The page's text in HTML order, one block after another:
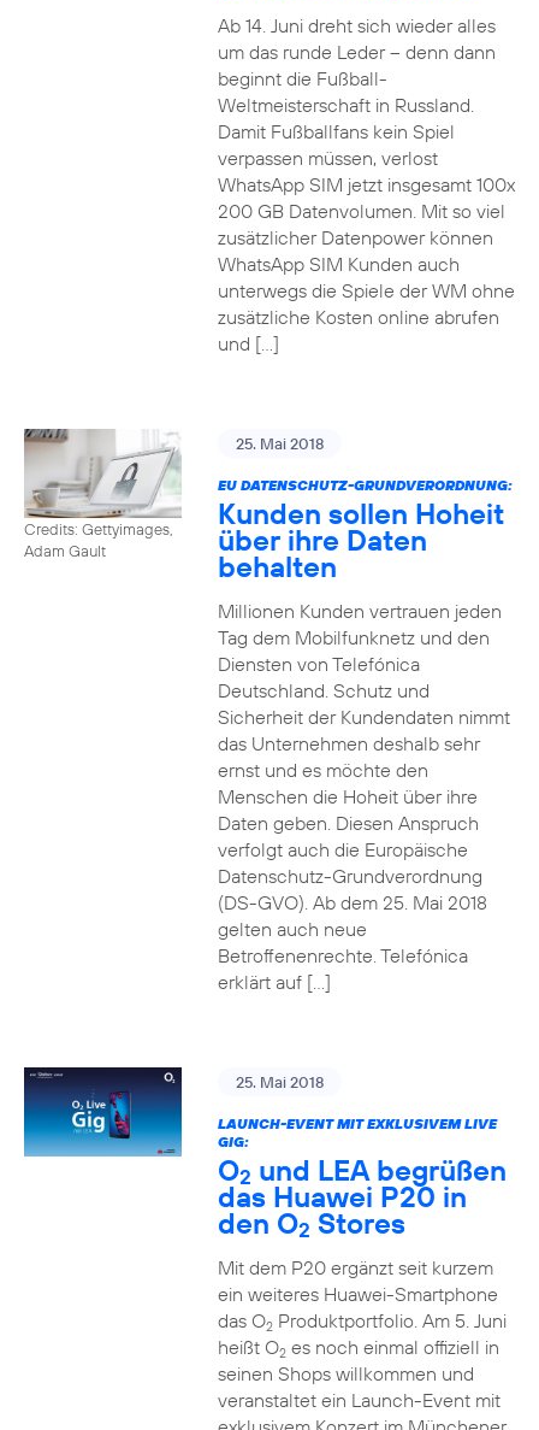
Ab 14. Juni dreht sich wieder alles
um das runde Leder – denn dann
beginnt die Fußball-
Weltmeisterschaft in Russland.
Damit Fußballfans kein Spiel
verpassen müssen, verlost
WhatsApp SIM jetzt insgesamt 100x
200 GB Datenvolumen. Mit so viel
zusätzlicher Datenpower können
WhatsApp SIM Kunden auch
unterwegs die Spiele der WM ohne
zusätzliche Kosten online abrufen
und […]
Credits: Gettyimages,
Adam Gault
25. Mai 2018
EU DATENSCHUTZ-GRUNDVERORDNUNG:
Kunden sollen Hoheit
über ihre Daten
behalten
Millionen Kunden vertrauen jeden
Tag dem Mobilfunknetz und den
Diensten von Telefónica
Deutschland. Schutz und
Sicherheit der Kundendaten nimmt
das Unternehmen deshalb sehr
ernst und es möchte den
Menschen die Hoheit über ihre
Daten geben. Diesen Anspruch
verfolgt auch die Europäische
Datenschutz-Grundverordnung
(DS-GVO). Ab dem 25. Mai 2018
gelten auch neue
Betroffenenrechte. Telefónica
erklärt auf […]
25. Mai 2018
LAUNCH-EVENT MIT EXKLUSIVEM LIVE
GIG:
O2 und LEA begrüßen
das Huawei P20 in
den O2 Stores
Mit dem P20 ergänzt seit kurzem
ein weiteres Huawei-Smartphone
das O2Produktportfolio. Am 5. Juni
heißt O2es noch einmal offiziell in
seinen Shops willkommen und
veranstaltet ein Launch-Event mit